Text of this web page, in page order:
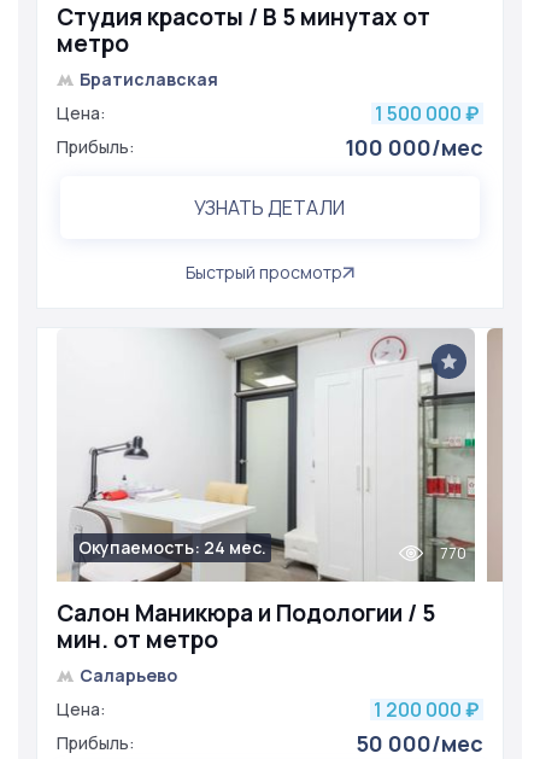
Студия красоты / В 5 минутах от
метро
Братиславская
Цена:
1 500 000 ₽
Прибыль: 100 000/мес
УЗНАТЬ ДЕТАЛИ
Быстрый просмотр
Салон Маникюра и Подологии / 5
мин. от метро
Окупаемость: 24 мес. 770
Саларьево
Цена:
1 200 000 ₽
Прибыль: 50 000/мес